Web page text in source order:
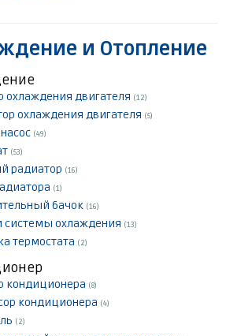
и Отопление
охлаждения двигателя (12)
охлаждения двигателя (5)
(49)
(53)
радиатор (16)
(1)
бачок (16)
системы охлаждения (13)
термостата (2)
кондиционера (8)
кондиционера (4)
(2)